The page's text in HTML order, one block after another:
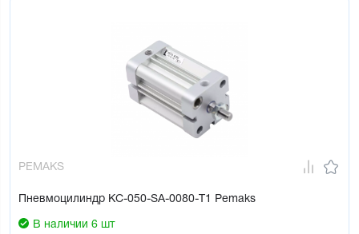
PEMAKS
Пневмоцилиндр KC-050-SA-0080-T1 Pemaks
В наличии 6 шт